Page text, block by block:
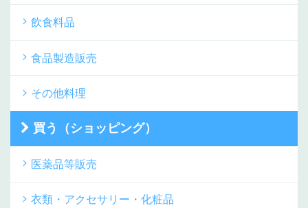
飲食料品
食品製造販売
その他料理
買う（ショッピング）
医薬品等販売
衣類・アクセサリー・化粧品